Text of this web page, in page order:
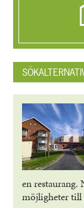
en
möjligheter